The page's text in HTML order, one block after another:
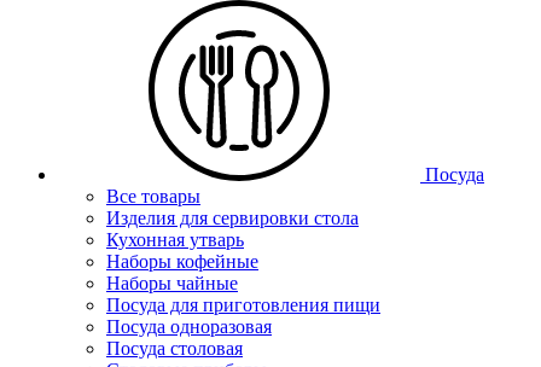
Посуда
Все товары
Изделия для сервировки стола
Кухонная утварь
Наборы кофейные
Наборы чайные
Посуда для приготовления пищи
Посуда одноразовая
Посуда столовая